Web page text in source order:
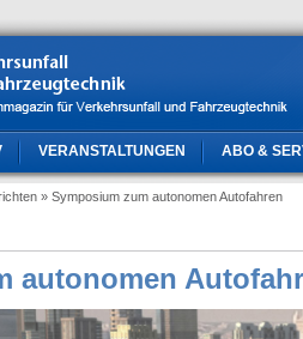
VERANSTALTUNGEN ABO &
» Symposium zum autonomen Autofahren
autonomen